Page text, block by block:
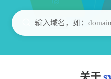
输入域名，如：